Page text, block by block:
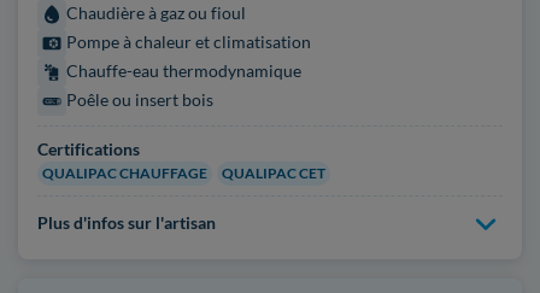
Chaudière à gaz ou fioul
Pompe à chaleur et climatisation
Chauffe-eau thermodynamique
Poêle ou insert bois
Certifications
QUALIPAC CHAUFFAGE QUALIPAC CET
Plus d'infos sur l'artisan